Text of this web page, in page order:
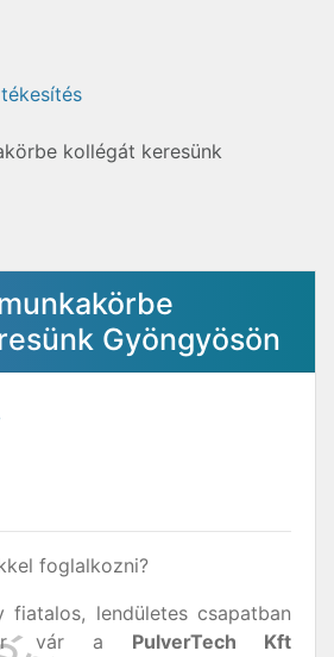
kollégát keresünk
Gyöngyösön
foglalkozni?
fiatalos, lendületes csapatban
vár a PulverTech Kft